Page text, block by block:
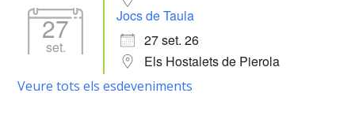
27
set.
Jocs de Taula
27 set. 26
Els Hostalets de Pierola
Veure tots els esdeveniments